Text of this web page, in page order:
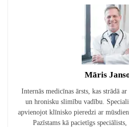
Māris
Internās medicīnas ārsts, kas strādā
un hronisku slimību vadību.
apvienojot klīnisko pieredzi ar
Pazīstams kā pacietīgs